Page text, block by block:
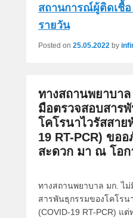
สถานการณ์ผู้ติดเชื้อ
รายวัน
Posted on 25.05.2022 by
ทางสถานพยาบา
มือตรวจสอบสาร
โคโรนาไวรัสสาย
19 RT-PCR) ขอ
สะดวก มา ณ โอ
ทางสถานพยาบาล มก. ไ
สารพันธุกรรมของโคโรน
(COVID-19 RT-PCR) แ